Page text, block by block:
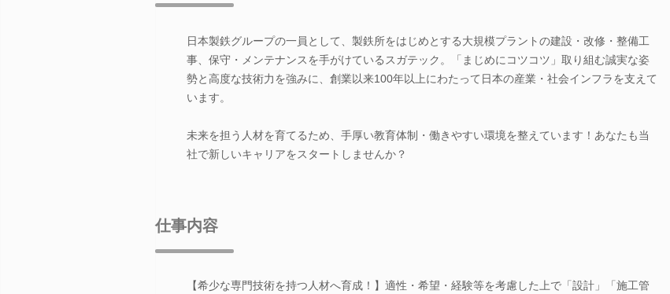
日本製鉄グループの一員として、製鉄所をはじめとする大規模プラントの建設・改修・整備工
事、保守・メンテナンスを手がけているスガテック。「まじめにコツコツ」取り組む誠実な姿
勢と高度な技術力を強みに、創業以来100年以上にわたって日本の産業・社会インフラを支えて
います。
未来を担う人材を育てるため、手厚い教育体制・働きやすい環境を整えています！あなたも当
社で新しいキャリアをスタートしませんか？
仕事内容
【希少な専門技術を持つ人材へ育成！】適性・希望・経験等を考慮した上で「設計」「施工管